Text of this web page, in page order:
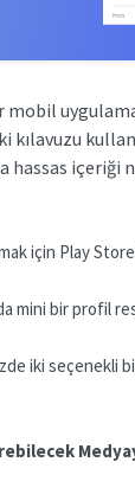
hassas içeriği
için Play
mini bir profil
iki seçenekli